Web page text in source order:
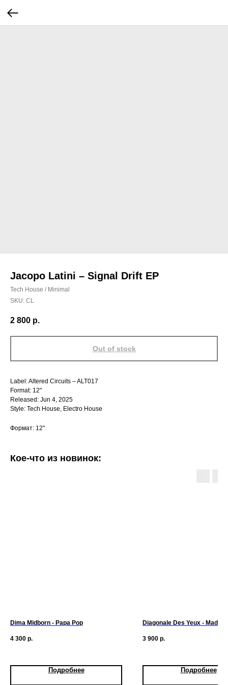
Jacopo Latini – Signal Drift EP
Tech House / Minimal
SKU: CL
2 800 р.
Out of stock
Label: Altered Circuits – ALT017
Format: 12"
Released: Jun 4, 2025
Style: Tech House, Electro House
Формат: 12''
Кое-что из новинок:
Dima Midborn - Papa Pop
4 300 р.
Подробнее
Diagonale Des Yeux -
3 900 р.
Подробнее